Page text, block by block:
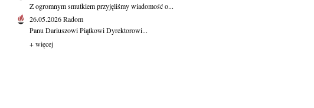
Z ogromnym smutkiem przyjęliśmy wiadomość o...
26.05.2026Radom
Panu Dariuszowi Piątkowi Dyrektorowi...
+ więcej